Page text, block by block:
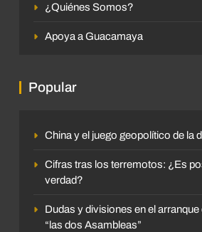
¿Quiénes Somos?
Apoya a Guacamaya
Popular
China y el juego geopolítico de la
Cifras tras los terremotos: ¿Es
verdad?
Dudas y divisiones en el
“las dos Asambleas”